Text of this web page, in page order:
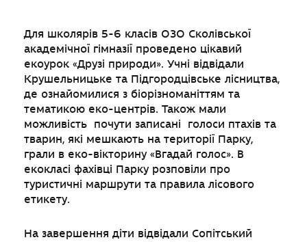
Для школярів 5-6 класів ОЗО Сколівської
академічної гімназії проведено цікавий
екоурок «Друзі природи». Учні відвідали
Крушельницьке та Підгородцівське лісництва,
де ознайомилися з біорізноманіттям та
тематикою еко-центрів. Також мали
можливість почути записані голоси птахів та
тварин, які мешкають на території Парку,
грали в еко-вікторину «Вгадай голос». В
екокласі фахівці Парку розповіли про
туристичні маршрути та правила лісового
етикету.
На завершення діти відвідали Сопітський